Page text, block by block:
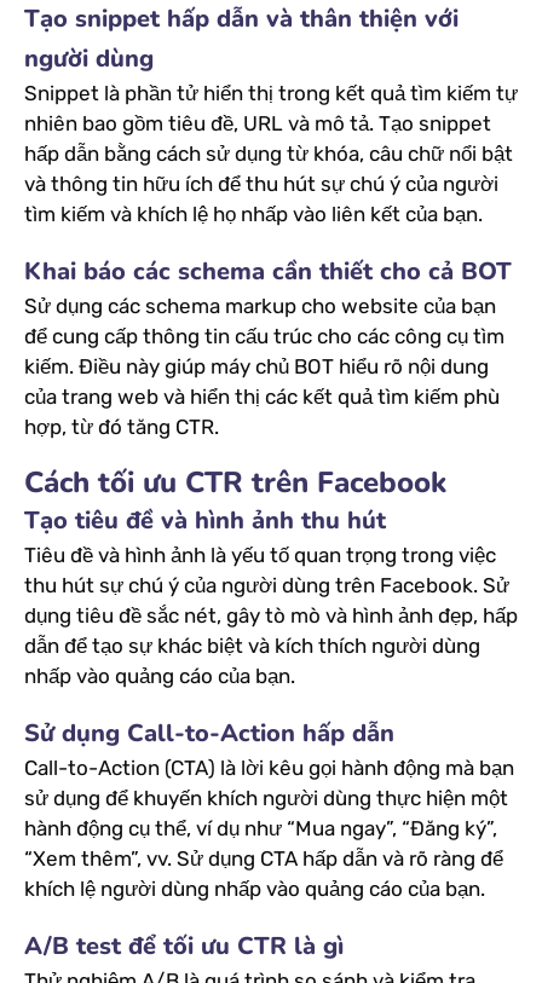
Tạo snippet hấp dẫn và thân thiện với
người dùng
Snippet là phần tử hiển thị trong kết quả tìm kiếm tự
nhiên bao gồm tiêu đề, URL và mô tả. Tạo snippet
hấp dẫn bằng cách sử dụng từ khóa, câu chữ nổi bật
và thông tin hữu ích để thu hút sự chú ý của người
tìm kiếm và khích lệ họ nhấp vào liên kết của bạn.
Khai báo các schema cần thiết cho cả BOT
Sử dụng các schema markup cho website của bạn
để cung cấp thông tin cấu trúc cho các công cụ tìm
kiếm. Điều này giúp máy chủ BOT hiểu rõ nội dung
của trang web và hiển thị các kết quả tìm kiếm phù
hợp, từ đó tăng CTR.
Cách tối ưu CTR trên Facebook
Tạo tiêu đề và hình ảnh thu hút
Tiêu đề và hình ảnh là yếu tố quan trọng trong việc
thu hút sự chú ý của người dùng trên Facebook. Sử
dụng tiêu đề sắc nét, gây tò mò và hình ảnh đẹp, hấp
dẫn để tạo sự khác biệt và kích thích người dùng
nhấp vào quảng cáo của bạn.
Sử dụng Call-to-Action hấp dẫn
Call-to-Action (CTA) là lời kêu gọi hành động mà bạn
sử dụng để khuyến khích người dùng thực hiện một
hành động cụ thể, ví dụ như “Mua ngay”, “Đăng ký”,
“Xem thêm”, vv. Sử dụng CTA hấp dẫn và rõ ràng để
khích lệ người dùng nhấp vào quảng cáo của bạn.
A/B test để tối ưu CTR là gì